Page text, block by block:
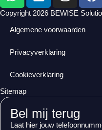
Copyright 2026 BEWISE
Algemene voorwaarden
Privacyverklaring
Cookieverklaring
Sitemap
Bel mij terug
Laat hier jouw